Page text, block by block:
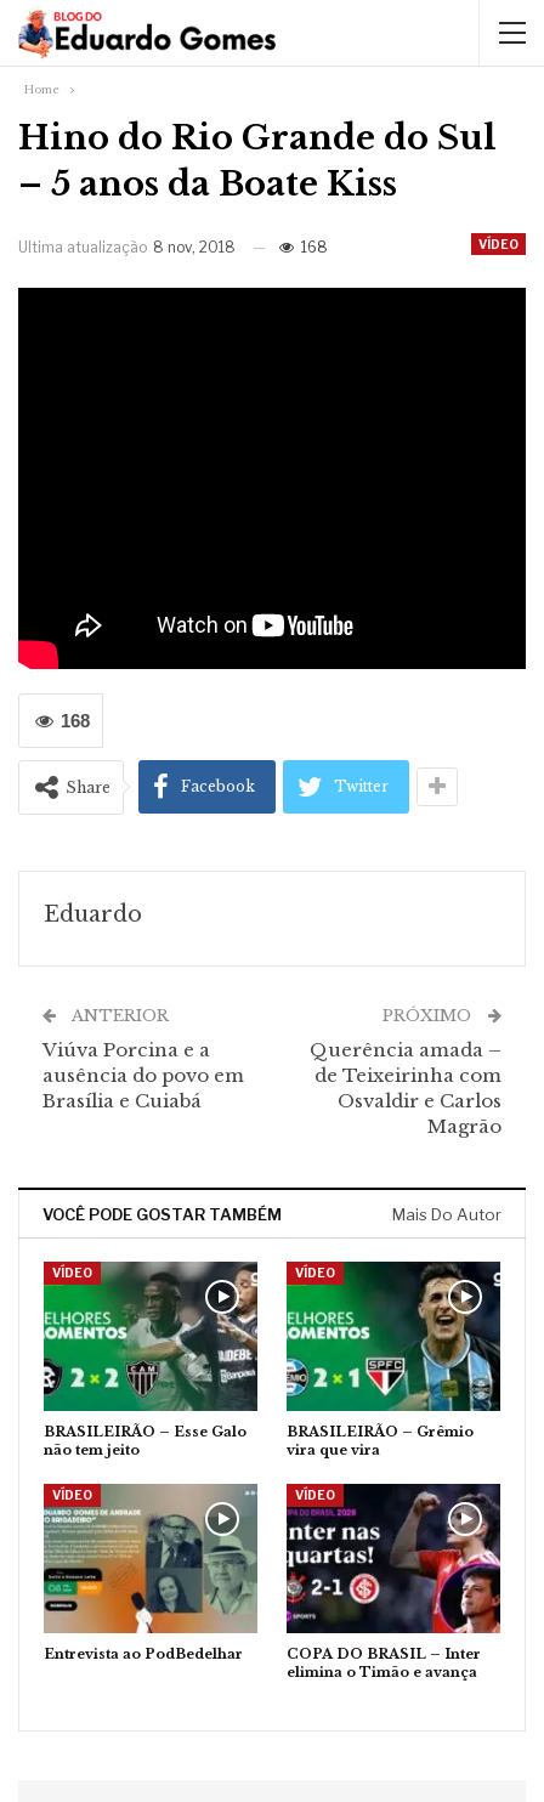
Home
Hino do Rio Grande do Sul
– 5 anos da Boate Kiss
VÍDEO
Ultima atualização 8 nov, 2018 168
168
Share Facebook Twitter
Eduardo
ANTERIOR
Viúva Porcina e a
ausência do povo em
Brasília e Cuiabá
PRÓXIMO
Querência amada –
de Teixeirinha com
Osvaldir e Carlos
Magrão
VOCÊ PODE GOSTAR TAMBÉM Mais Do Autor
VÍDEO
BRASILEIRÃO – Esse Galo
não tem jeito
VÍDEO
BRASILEIRÃO – Grêmio
vira que vira
VÍDEO
Entrevista ao PodBedelhar
VÍDEO
COPA DO BRASIL – Inter
elimina o Timão e avança